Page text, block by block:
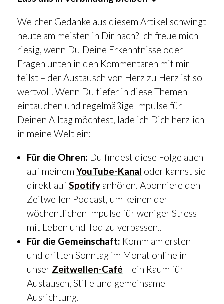
Welcher Gedanke aus diesem Artikel schwingt
heute am meisten in Dir nach? Ich freue mich
riesig, wenn Du Deine Erkenntnisse oder
Fragen unten in den Kommentaren mit mir
teilst – der Austausch von Herz zu Herz ist so
wertvoll. Wenn Du tiefer in diese Themen
eintauchen und regelmäßige Impulse für
Deinen Alltag möchtest, lade ich Dich herzlich
in meine Welt ein:
Für die Ohren: Du findest diese Folge auch
auf meinem YouTube-Kanal oder kannst sie
direkt aufSpotifyanhören. Abonniere den
Zeitwellen Podcast, um keinen der
wöchentlichen Impulse für weniger Stress
mit Leben und Tod zu verpassen..
Für die Gemeinschaft: Komm am ersten
und dritten Sonntag im Monat online in
unser Zeitwellen-Café – ein Raum für
Austausch, Stille und gemeinsame
Ausrichtung.